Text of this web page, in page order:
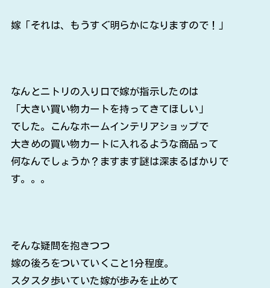
嫁「それは、もうすぐ明らかになりますので！」
なんとニトリの入り口で嫁が指示したのは
「大きい買い物カートを持ってきてほしい」
でした。こんなホームインテリアショップで
大きめの買い物カートに入れるような商品って
何なんでしょうか？ますます謎は深まるばかりで
す。。。
そんな疑問を抱きつつ
嫁の後ろをついていくこと1分程度。
スタスタ歩いていた嫁が歩みを止めて